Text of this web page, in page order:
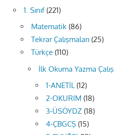
1. Sınıf(221)
Matematik (86)
Tekrar Çalışmaları (25)
Türkçe (110)
İlk Okuma Yazma
1-ANETİL(12)
2-OKURIM (18)
3-ÜSÖYDZ (18)
4-ÇBGCŞ (15)